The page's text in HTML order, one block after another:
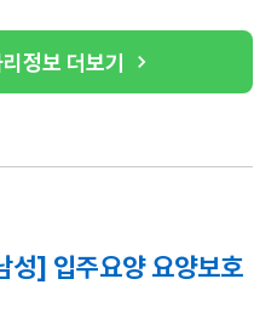
정보 더보기
] 입주요양 요양보호